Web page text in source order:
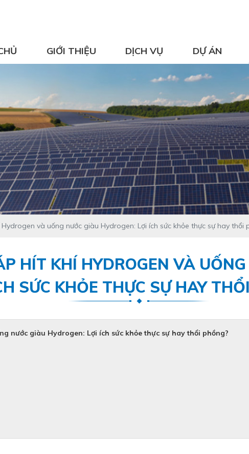
GIỚI THIỆU DỊCH VỤ DỰ ÁN
và uống nước giàu Hydrogen: Lợi ích sức khỏe thực sự hay thổi
HÍT KHÍ HYDROGEN VÀ
SỨC KHỎE THỰC SỰ HAY
nước giàu Hydrogen: Lợi ích sức khỏe thực sự hay thổi phồng?